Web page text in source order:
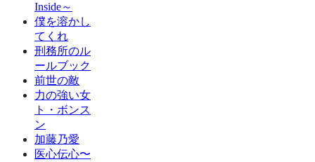
Inside～
僕を溶かし
てくれ
刑務所のル
ールブック
前世の敵
力の強い女
ト・ボンス
ン
加藤乃愛
医心伝心〜